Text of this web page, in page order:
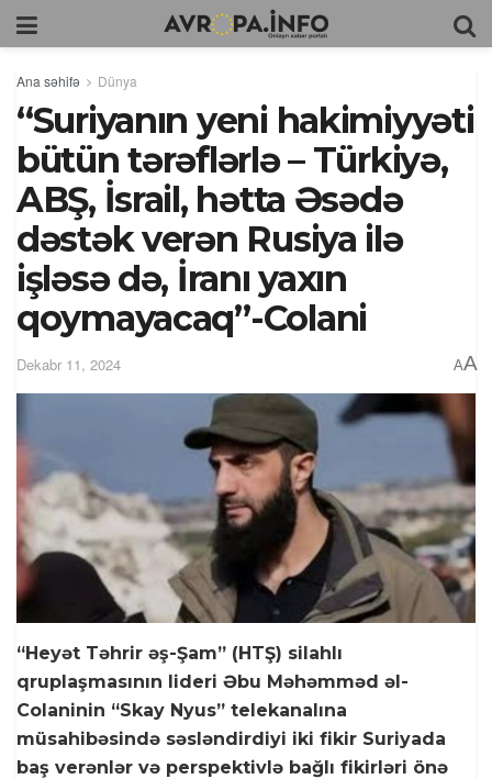
Ana səhifə Dünya
“Suriyanın yeni hakimiyyəti
bütün tərəflərlə – Türkiyə,
ABŞ, İsrail, hətta Əsədə
dəstək verən Rusiya ilə
işləsə də, İranı yaxın
qoymayacaq”-Colani
Dekabr 11, 2024 AA
“Heyət Təhrir əş-Şam” (HTŞ) silahlı
qruplaşmasının lideri Əbu Məhəmməd əl-
Colaninin “Skay Nyus” telekanalına
müsahibəsində səsləndirdiyi iki fikir Suriyada
baş verənlər və perspektivlə bağlı fikirləri önə